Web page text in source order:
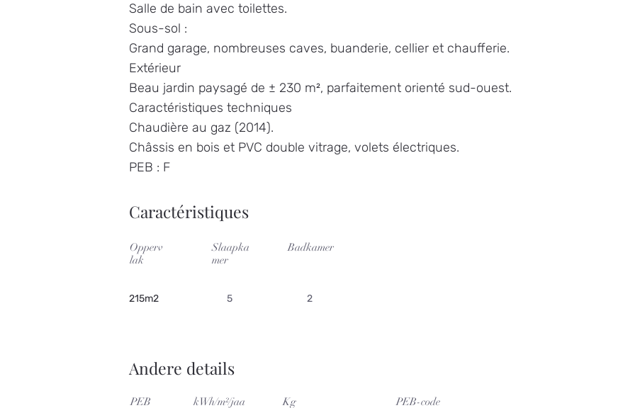
Salle de bain avec toilettes.
Sous-sol :
Grand garage, nombreuses caves, buanderie, cellier et chaufferie.
Extérieur
Beau jardin paysagé de ± 230 m², parfaitement orienté sud-ouest.
Caractéristiques techniques
Chaudière au gaz (2014).
Châssis en bois et PVC double vitrage, volets électriques.
PEB : F
Caractéristiques
Opperv
lak
215m2
Slaapka
mer
5
Badkamer
2
Andere details
PEB
kWh/m²/jaa
Kg
PEB-code